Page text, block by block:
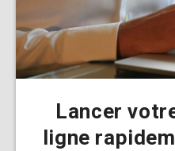
Lancer
ligne